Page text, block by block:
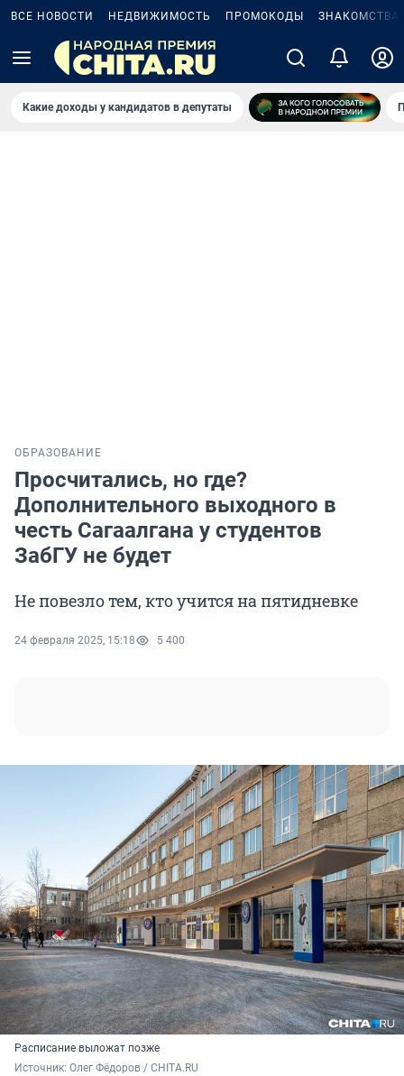
ВСЕ НОВОСТИ НЕДВИЖИМОСТЬ ПРОМОКОДЫ ЗНАКОМСТВА
Какие доходы у кандидатов в депутаты
ОБРАЗОВАНИЕ
Просчитались, но где?
Дополнительного выходного в
честь Сагаалгана у студентов
ЗабГУ не будет
Не повезло тем, кто учится на пятидневке
24 февраля 2025, 15:18 5 400
Расписание выложат позже
Источник: Олег Фёдоров / CHITA.RU